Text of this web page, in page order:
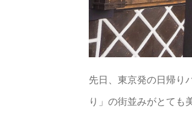
先日、東京発の日帰り
り」の街並みがとても